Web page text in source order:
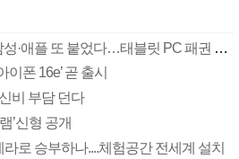
대화면에 가성비까지, 삼성·애플 또 붙었다…태블릿 PC 패권 다툼
폰 16e’ 곧 출시
비 부담 던다
’신형 공개
로 승부하나....체험공간 전세계 설치